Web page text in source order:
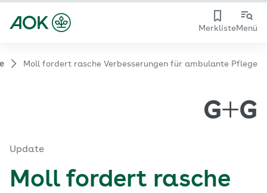
MerklisteMenü
Moll fordert rasche Verbesserungen für ambulante Pflege
Update
Moll fordert rasche